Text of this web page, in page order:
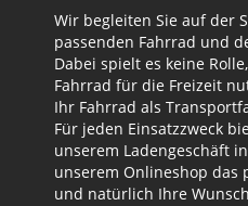
Wir begleiten Sie auf der
passenden Fahrrad und
Dabei spielt es keine
Fahrrad für die Freizeit
Ihr Fahrrad als
Für jeden Einsatzzweck
unserem Ladengeschäft
unserem Onlineshop das
und natürlich Ihre